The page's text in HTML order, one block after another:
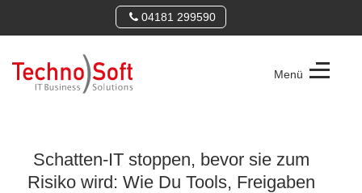
04181 299590
Menü
Schatten-IT stoppen, bevor sie zum
Risiko wird: Wie Du Tools, Freigaben